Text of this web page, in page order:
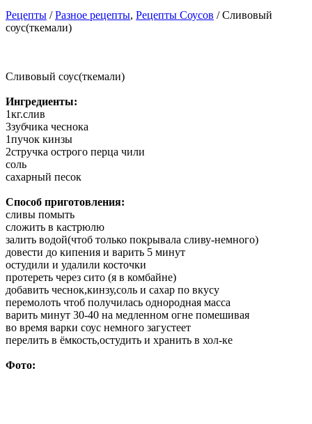
Рецепты /Разное рецепты, Рецепты Соусов / Сливовый
соус(ткемали)
Сливовый соус(ткемали)
Ингредиенты:
1кг.слив
3зубчика чеснока
1пучок кинзы
2стручка острого перца чили
соль
сахарный песок
Способ приготовления:
сливы помыть
сложить в кастрюлю
залить водой(чтоб только покрывала сливу-немного)
довести до кипения и варить 5 минут
остудили и удалили косточки
протереть через сито (я в комбайне)
добавить чеснок,кинзу,соль и сахар по вкусу
перемолоть чтоб получилась однородная масса
варить минут 30-40 на медленном огне помешивая
во время варки соус немного загустеет
перелить в ёмкость,остудить и хранить в хол-ке
Фото: